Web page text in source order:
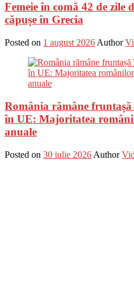
Femeie în comă 42 de zile
căpușe în Grecia
Posted on 1 august 2026 Author
România rămâne
în UE: Majoritatea
anuale
Posted on 30 iulie 2026 Author